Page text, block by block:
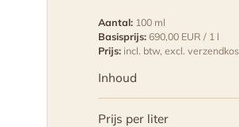
Aantal:100 ml
Basisprijs:690,00 EUR / 1 l
Prijs:incl. btw, excl.
Inhoud
Prijs per liter